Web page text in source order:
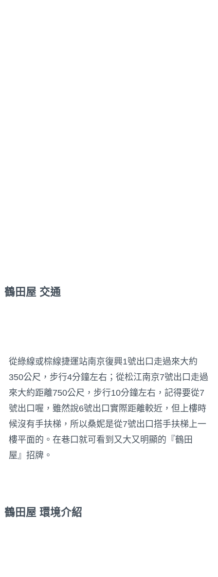
鶴田屋 交通
從綠線或棕線捷運站南京復興1號出口走過來大約
350公尺，步行4分鐘左右；從松江南京7號出口走過
來大約距離750公尺，步行10分鐘左右，記得要從7
號出口喔，雖然說6號出口實際距離較近，但上樓時
候沒有手扶梯，所以桑妮是從7號出口搭手扶梯上一
樓平面的。在巷口就可看到又大又明顯的『鶴田
屋』招牌。
鶴田屋 環境介紹